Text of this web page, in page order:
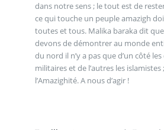
dans notre sens ; le tout est de
ce qui touche un peuple amazigh
toutes et tous. Malika baraka dit
devons de démontrer au monde
du nord il n’y a pas que d’un côté
militaires et de l’autres les islamistes
l’Amazighité. A nous d’agir !